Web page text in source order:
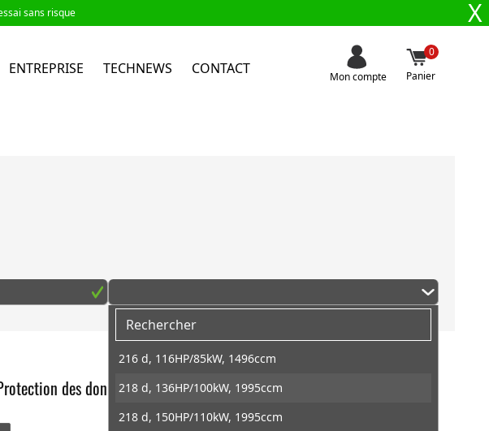
sans risque X
ENTREPRISE TECHNEWS CONTACT Mon compte
0
Panier
216 d, 116HP/85kW, 1496ccm
218 d, 136HP/100kW, 1995ccm
218 d, 150HP/110kW, 1995ccm
des données Contact DTE Systems